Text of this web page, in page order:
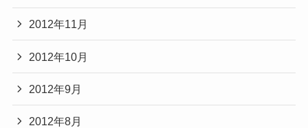
2012年11月
2012年10月
2012年9月
2012年8月